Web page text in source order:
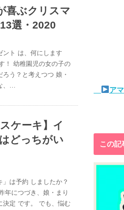
喜ぶクリスマ
選・2020
ント は、何にします
！ 幼稚園児の女の子の
う？と考えつつ 娘・
、…
ケーキ】イ
どっちがい
は予約 しましたか？
年につづき、娘・まり
決定 です。 でも、悩む
ア
この記